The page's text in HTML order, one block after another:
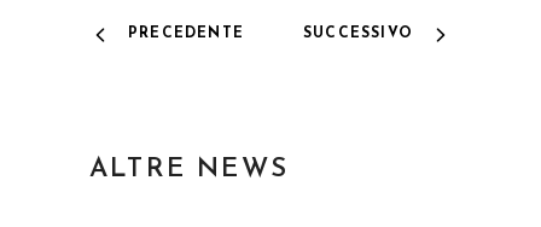
PRECEDENTE SUCCESSIVO
ALTRE NEWS